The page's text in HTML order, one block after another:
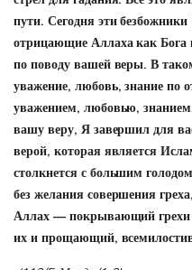
пути. Сегодня эти
отрицающие Аллаха как Бога
по поводу вашей веры. В
уважение, любовь, знание по
уважением, любовью,
вашу веру, Я завершил для
верой, которая является
столкнется с большим
без желания совершения
Аллах — покрывающий
их и прощающий,